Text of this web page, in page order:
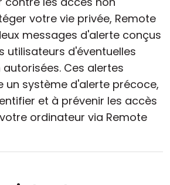
votre vie privée, Remote
messages d'alerte conçus
utilisateurs d'éventuelles
Ces alertes
un système d'alerte précoce,
et à prévenir les accès
ordinateur via Remote